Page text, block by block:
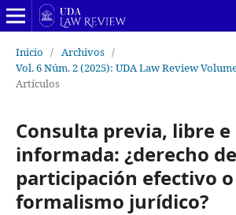
Inicio / Archivos /
Vol. 6 Núm. 2 (2025): UDA Law Review
Artículos
Consulta previa, libre e
informada: ¿derecho de
participación efectivo
formalismo jurídico?